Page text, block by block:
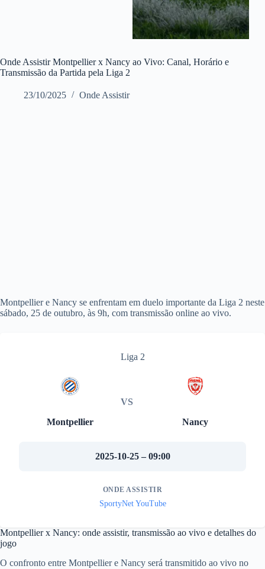
Onde Assistir Montpellier x Nancy ao Vivo: Canal, Horário e
Transmissão da Partida pela Liga 2
23/10/2025 Onde Assistir
Montpellier e Nancy se enfrentam em duelo importante da Liga 2 neste
sábado, 25 de outubro, às 9h, com transmissão online ao vivo.
Liga 2
Montpellier
VS
Nancy
2025-10-25 – 09:00
ONDE ASSISTIR
SportyNet YouTube
Montpellier x Nancy: onde assistir, transmissão ao vivo e detalhes do
jogo
O confronto entre Montpellier e Nancy será transmitido ao vivo no